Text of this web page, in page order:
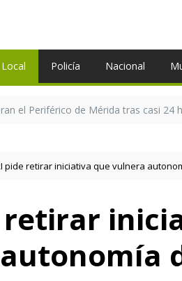
Local Policía Nacional
el Periférico de Mérida tras casi 24
pide retirar iniciativa que vulnera
retirar